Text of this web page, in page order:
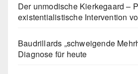
Der unmodische Kierkegaard –
existentialistische Intervention
Baudrillards „schweigende
Diagnose für heute